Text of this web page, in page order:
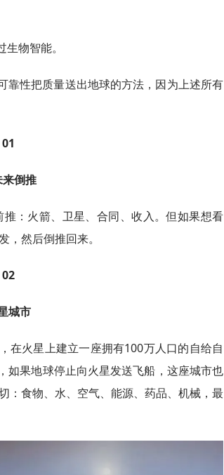
物智能。
靠性把质量送出地球的方法，因为上述所有
01
来倒推
：火箭、卫星、合同、收入。但如果想看
然后倒推回来。
02
城市
在火星上建立一座拥有100万人口的自给自
如果地球停止向火星发送飞船，这座城市也
：食物、水、空气、能源、药品、机械，最